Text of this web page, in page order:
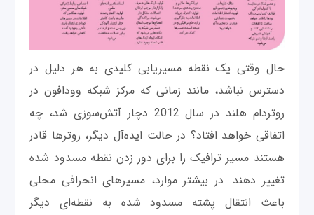
حال وقتی یک نقطه مسیریابی کلیدی به هر دلیل در
دسترس نباشد، مانند زمانی که مرکز شبکه وودافون در
روتردام هلند در سال 2012 دچار آتش‌سوزی شد، چه
اتفاقی خواهد افتاد؟ در حالت ایده‌آل دیگر، روترها قادر
هستند مسیر ترافیک را برای دور زدن نقطه مسدود شده
تغییر دهند. در بیشتر موارد، مسیرهای انحرافی محلی
باعث انتقال پشته مسدود شده به نقطه‌ای دیگر